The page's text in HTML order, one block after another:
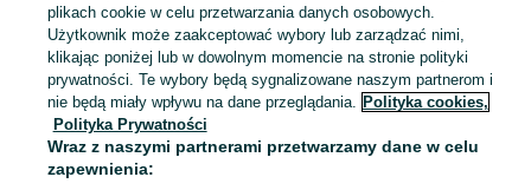
Zobacz
Mapa kategorii
Mapa miejscowości
Mapa ministron
plikach cookie w celu przetwarzania danych osobowych.
Użytkownik może zaakceptować wybory lub zarządzać nimi,
klikając poniżej lub w dowolnym momencie na stronie polityki
prywatności. Te wybory będą sygnalizowane naszym partnerom i
nie będą miały wpływu na dane przeglądania. Polityka cookies,
Polityka Prywatności
Wraz z naszymi partnerami przetwarzamy dane w celu
zapewnienia: